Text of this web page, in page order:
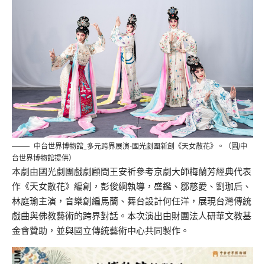
中台世界博物館_多元跨界展演-國光劇團新創《天女散花》。（圖/中
台世界博物館提供）
本劇由國光劇團戲劇顧問王安祈參考京劇大師梅蘭芳經典代表
作《天女散花》編創，彭俊綱執導，盛鑑、鄒慈愛、劉珈后、
林庭瑜主演，音樂創編馬蘭、舞台設計何任洋，展現台灣傳統
戲曲與佛教藝術的跨界對話。本次演出由財團法人研華文教基
金會贊助，並與國立傳統藝術中心共同製作。